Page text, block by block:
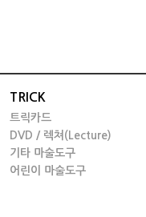
TRICK
트릭카드
DVD / 렉쳐(Lecture)
기타 마술도구
어린이 마술도구